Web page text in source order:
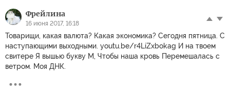
Фрейлина
16 июня 2017, 16:18
Товарищи, какая валюта? Какая экономика? Сегодня пятница. С
наступающими выходными. youtu.be/r4LiZxbokag И на твоем
свитере Я вышью букву М, Чтобы наша кровь Перемешалась с
ветром. Моя ДНК.